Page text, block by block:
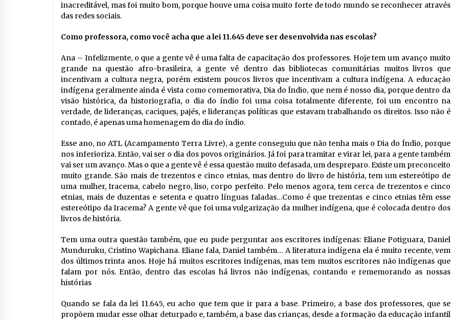
inacreditável, mas foi muito bom, porque houve uma coisa muito forte de todo mundo se reconhecer através
das redes sociais.
Como professora, como você acha que a lei 11.645 deve ser desenvolvida nas escolas?
Ana – Infelizmente, o que a gente vê é uma falta de capacitação dos professores. Hoje tem um avanço muito
grande na questão afro-brasileira, a gente vê dentro das bibliotecas comunitárias muitos livros que
incentivam a cultura negra, porém existem poucos livros que incentivam a cultura indígena. A educação
indígena geralmente ainda é vista como comemorativa, Dia do Índio, que nem é nosso dia, porque dentro da
visão histórica, da historiografia, o dia do índio foi uma coisa totalmente diferente, foi um encontro na
verdade, de lideranças, caciques, pajés, e lideranças políticas que estavam trabalhando os direitos. Isso não é
contado, é apenas uma homenagem do dia do índio.
Esse ano, no ATL (Acampamento Terra Livre), a gente conseguiu que não tenha mais o Dia do Índio, porque
nos inferioriza. Então, vai ser o dia dos povos originários. Já foi para tramitar e virar lei, para a gente também
vai ser um avanço. Mas o que a gente vê é essa questão muito defasada, um despreparo. Existe um preconceito
muito grande. São mais de trezentos e cinco etnias, mas dentro do livro de história, tem um estereótipo de
uma mulher, Iracema, cabelo negro, liso, corpo perfeito. Pelo menos agora, tem cerca de trezentos e cinco
etnias, mais de duzentas e setenta e quatro línguas faladas…Como é que trezentas e cinco etnias têm esse
estereótipo da Iracema? A gente vê que foi uma vulgarização da mulher indígena, que é colocada dentro dos
livros de história.
Tem uma outra questão também, que eu pude perguntar aos escritores indígenas: Eliane Potiguara, Daniel
Munduruku, Cristino Wapichana. Eliane fala, Daniel também… A literatura indígena ela é muito recente, vem
dos últimos trinta anos. Hoje há muitos escritores indígenas, mas tem muitos escritores não indígenas que
falam por nós. Então, dentro das escolas há livros não indígenas, contando e rememorando as nossas
histórias
Quando se fala da lei 11.645, eu acho que tem que ir para a base. Primeiro, a base dos professores, que se
propõem mudar esse olhar deturpado e, também, a base das crianças, desde a formação da educação infantil